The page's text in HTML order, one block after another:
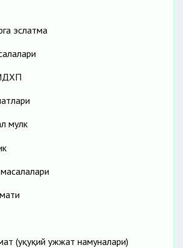
эслатма
мулк
(ҳуқуқий ҳужжат намуналари)